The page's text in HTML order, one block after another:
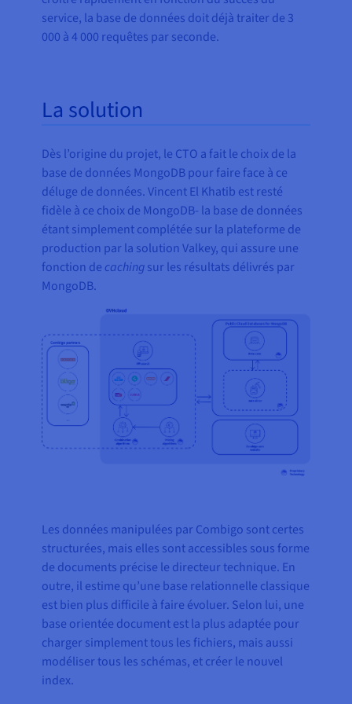
service, la base de données doit déjà traiter de 3
000 à 4 000 requêtes par seconde.
La solution
Dès l’origine du projet, le CTO a fait le choix de la
base de données MongoDB pour faire face à ce
déluge de données. Vincent El Khatib est resté
fidèle à ce choix de MongoDB- la base de données
étant simplement complétée sur la plateforme de
production par la solution Valkey, qui assure une
fonction de cachingsur les résultats délivrés par
MongoDB.
Les données manipulées par Combigo sont certes
structurées, mais elles sont accessibles sous forme
de documents précise le directeur technique. En
outre, il estime qu’une base relationnelle classique
est bien plus difficile à faire évoluer. Selon lui, une
base orientée document est la plus adaptée pour
charger simplement tous les fichiers, mais aussi
modéliser tous les schémas, et créer le nouvel
index.